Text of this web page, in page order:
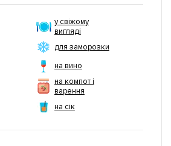
у свіжому
вигляді
для заморозки
на вино
на компот і
варення
на сік